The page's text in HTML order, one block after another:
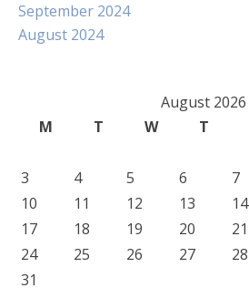
September 2024
August 2024
August 2026
M
T W T
3
4 5 6 7
10
11 12 13 14
17
18 19 20 21
24
25 26 27 28
31